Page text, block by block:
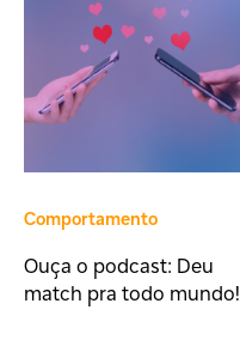
Comportamento
Ouça o podcast: Deu
match pra todo mundo!